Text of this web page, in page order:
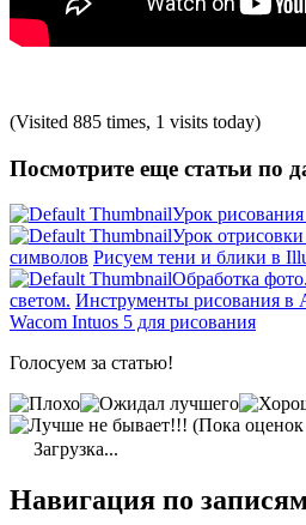
(Visited 885 times, 1 visits today)
Посмотрите еще статьи по
Урок
Урок
символов Рисуем тени и блики в
Обработка
светом. Инструменты рисования в
Wacom Intuos 5 для рисования
Голосуем за статью!
(Пока оценок
Загрузка...
Навигация по